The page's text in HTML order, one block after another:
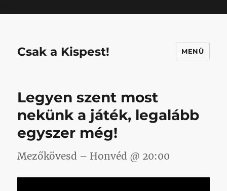
Csak a Kispest! MENÜ
Legyen szent most
nekünk a játék, legalább
egyszer még!
Mezőkövesd – Honvéd @ 20:00